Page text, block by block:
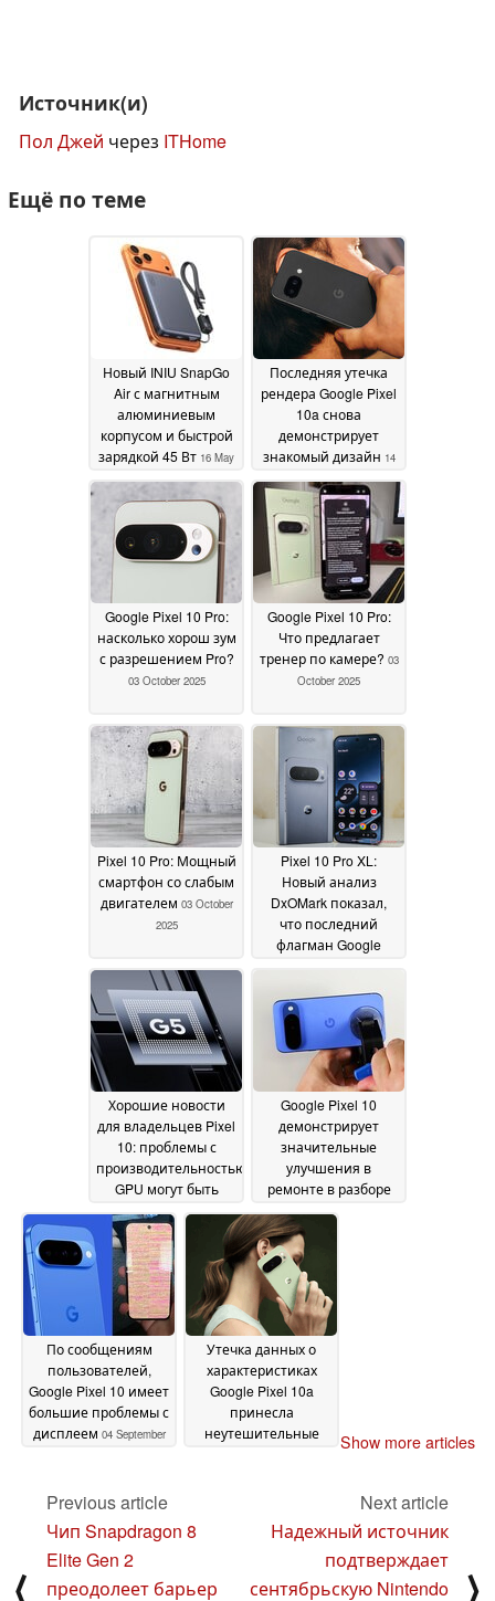
Источник(и)
Пол Джей через ITHome
Ещё по теме
Новый INIU SnapGo
Air с магнитным
алюминиевым
корпусом и быстрой
зарядкой 45 Вт 16 May
2026
Последняя утечка
рендера Google Pixel
10a снова
демонстрирует
знакомый дизайн 14
January 2026
Google Pixel 10 Pro:
насколько хорош зум
с разрешением Pro?
03 October 2025
Google Pixel 10 Pro:
Что предлагает
тренер по камере? 03
October 2025
Pixel 10 Pro: Мощный
смартфон со слабым
двигателем 03 October
2025
Pixel 10 Pro XL:
Новый анализ
DxOMark показал,
что последний
флагман Google
имеет лучший
дисплей среди
смартфонов всех
времен23 September
2025
Хорошие новости
для владельцев Pixel
10: проблемы с
производительностью
GPU могут быть
устранены простым
обновлением
драйверов17 September
2025
Google Pixel 10
демонстрирует
значительные
улучшения в
ремонте в разборе
iFixit06 September 2025
По сообщениям
пользователей,
Google Pixel 10 имеет
большие проблемы с
дисплеем 04 September
Утечка данных о
характеристиках
Google Pixel 10a
принесла
неутешительные
Show more articles
⟨
Previous article
Чип Snapdragon 8
Elite Gen 2
преодолеет барьер
Next article
Надежный источник
подтверждает
сентябрьскую Nintendo
⟩